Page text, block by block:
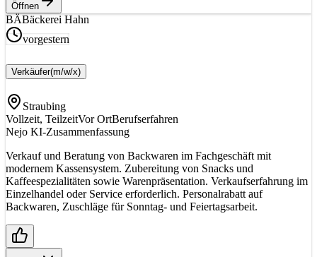
Öffnen
BÄBäckerei Hahn
vorgestern
Verkäufer(m/w/x)
Straubing
Vollzeit, TeilzeitVor OrtBerufserfahren
Nejo KI-Zusammenfassung
Verkauf und Beratung von Backwaren im Fachgeschäft mit
modernem Kassensystem. Zubereitung von Snacks und
Kaffeespezialitäten sowie Warenpräsentation. Verkaufserfahrung im
Einzelhandel oder Service erforderlich. Personalrabatt auf
Backwaren, Zuschläge für Sonntag- und Feiertagsarbeit.